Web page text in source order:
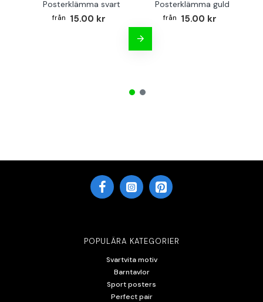
Posterklämma svart
15.00 kr
Posterklämma guld
15.00 kr
POPULÄRA KATEGORIER
Svartvita motiv
Barntavlor
Sport posters
Perfect pair